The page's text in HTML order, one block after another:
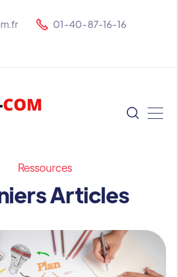
01-40-87-16-16
Ressources
Articles